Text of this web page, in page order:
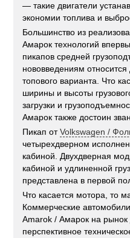
— такие двигатели
экономии топлива и
Большинство из
Амарок технологий
пикапов средней
нововведениям
топового варианта. Что
ширины и высоты
загрузки и
Амарок также достоин
Пикап отVolkswagen /
четырехдверном
кабиной. Двухдверная
кабиной и удлиненной
представлена в первой
Что касается мотора, то
Коммерческие
Amarok / Амарок на рынок
перспективное